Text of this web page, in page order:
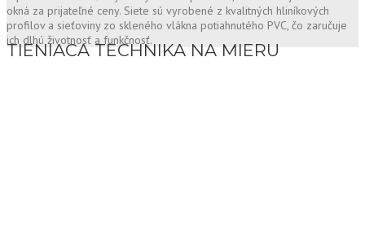
okná za prijateľné ceny. Siete sú vyrobené z kvalitných hliníkových
profilov a sieťoviny zo skleného vlákna potiahnutého PVC, čo zaručuje
ich dlhú životnosť a funkčnosť.
TIENIACA TECHNIKA NA MIERU